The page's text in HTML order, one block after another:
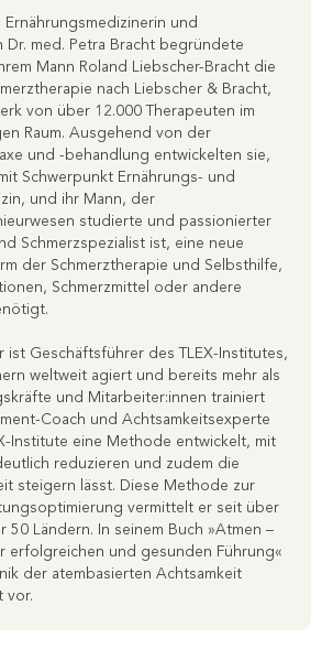
Ernährungsmedizinerin und
Dr. med. Petra Bracht begründete
Mann Roland Liebscher-Bracht die
nach Liebscher & Bracht,
von über 12.000 Therapeuten im
Raum. Ausgehend von der
und -behandlung entwickelten sie,
Schwerpunkt Ernährungs- und
und ihr Mann, der
studierte und passionierter
Schmerzspezialist ist, eine neue
der Schmerztherapie und Selbsthilfe,
Schmerzmittel oder andere
ist Geschäftsführer des TLEX-Institutes,
weltweit agiert und bereits mehr als
und Mitarbeiter:innen trainiert
Coach und Achtsamkeitsexperte
Institute eine Methode entwickelt, mit
reduzieren und zudem die
steigern lässt. Diese Methode zur
vermittelt er seit über
50 Ländern. In seinem Buch »Atmen –
erfolgreichen und gesunden Führung«
der atembasierten Achtsamkeit
vor.